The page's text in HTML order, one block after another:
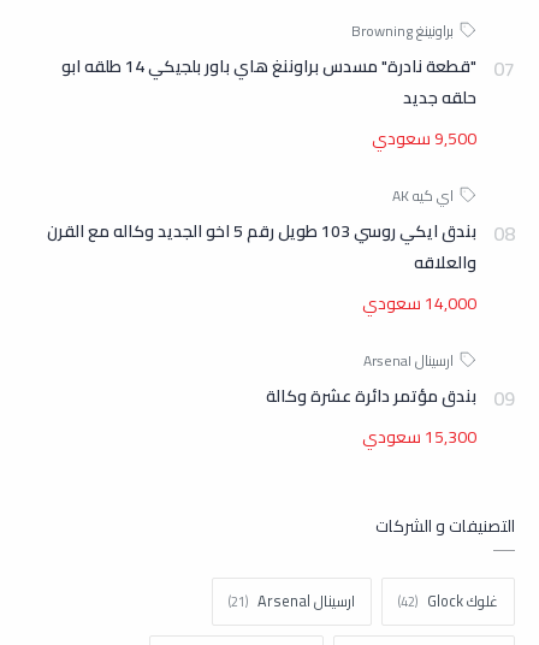
"قطعة نادرة" مسدس براوننغ هاي باور بلجيكي 14 طلقه ابو
حلقه جديد
9,500 سعودي
بندق ايكي روسي 103 طويل رقم 5 اخو الجديد وكاله مع القرن
والعلاقه
14,000 سعودي
بندق مؤتمر دائرة عشرة وكالة
15,300 سعودي
التصنيفات و الشركات
غلوك Glock ارسينال Arsenal